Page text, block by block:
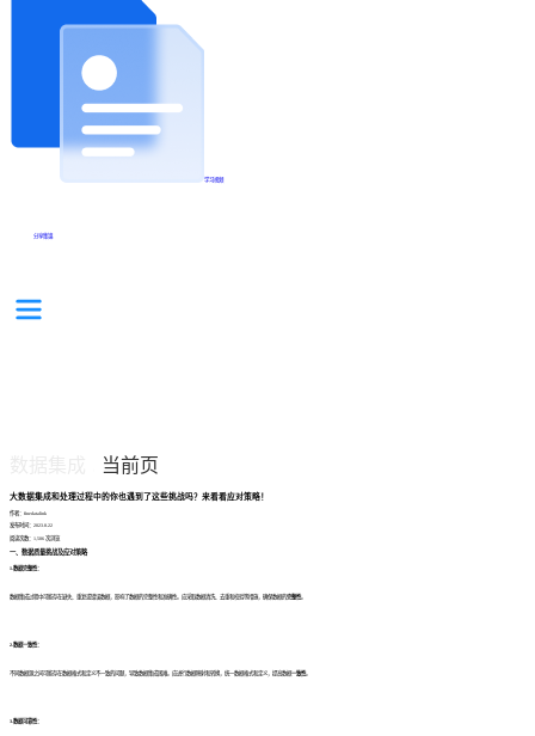
学习视频
分享集锦
当前页
大数据集成和处理过程中的你也遇到了这些挑战吗？来看看应对策略！
作者：finedatalink
发布时间：2023.8.22
阅读次数：1,506 次浏览
一、数据质量挑战及应对策略
1.数据完整性：
数据集成过程中可能存在缺失、重复或错误数据，影响了数据的完整性和准确性。应采取数据清洗、去重和校验等措施，确保数据的 完整性
2.数据一致性：
不同数据源之间可能存在数据格式和定义不一致的问题，导致数据集成困难。应进行数据映射和转换，统一数据格式和定义，提高数据 一致性
3.数据可靠性：